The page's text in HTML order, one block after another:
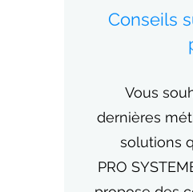
Conseils
Vous
dernières
solutions
PRO